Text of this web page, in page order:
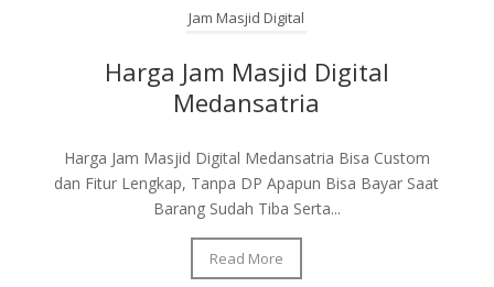
Jam Masjid Digital
Harga Jam Masjid Digital
Medansatria
Harga Jam Masjid Digital Medansatria Bisa Custom
dan Fitur Lengkap, Tanpa DP Apapun Bisa Bayar Saat
Barang Sudah Tiba Serta...
Read More